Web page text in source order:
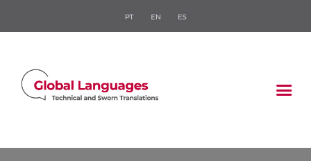
QUEM SOMOS
O QUE FAZEMOS
BLOG